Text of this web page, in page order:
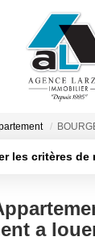
VENTES
les critères de
a